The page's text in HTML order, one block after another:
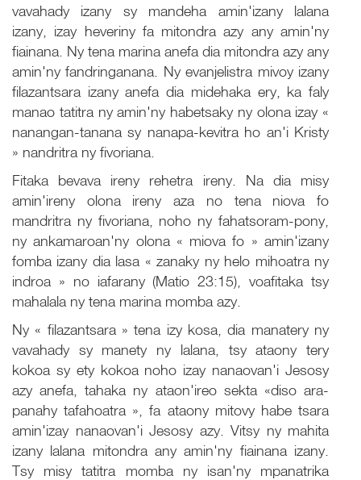
vavahady izany sy mandeha amin'izany lalana
izany, izay heveriny fa mitondra azy any amin'ny
fiainana. Ny tena marina anefa dia mitondra azy any
amin'ny fandringanana. Ny evanjelistra mivoy izany
filazantsara izany anefa dia midehaka ery, ka faly
manao tatitra ny amin'ny habetsaky ny olona izay «
nanangan-tanana sy nanapa-kevitra ho an'i Kristy
» nandritra ny fivoriana.
Fitaka bevava ireny rehetra ireny. Na dia misy
amin'ireny olona ireny aza no tena niova fo
mandritra ny fivoriana, noho ny fahatsoram-pony,
ny ankamaroan'ny olona « miova fo » amin'izany
fomba izany dia lasa « zanaky ny helo mihoatra ny
indroa » no iafarany (Matio 23:15), voafitaka tsy
mahalala ny tena marina momba azy.
Ny « filazantsara » tena izy kosa, dia manatery ny
vavahady sy manety ny lalana, tsy ataony tery
kokoa sy ety kokoa noho izay nanaovan'i Jesosy
azy anefa, tahaka ny ataon'ireo sekta «diso ara-
panahy tafahoatra », fa ataony mitovy habe tsara
amin'izay nanaovan'i Jesosy azy. Vitsy ny mahita
izany lalana mitondra any amin'ny fiainana izany.
Tsy misy tatitra momba ny isan'ny mpanatrika